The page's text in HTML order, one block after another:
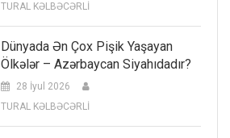
TURAL KƏLBƏCƏRLİ
Dünyada Ən Çox Pişik Yaşayan
Ölkələr – Azərbaycan Siyahıdadır?
28 İyul 2026
TURAL KƏLBƏCƏRLİ